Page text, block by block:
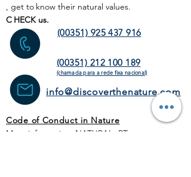
, get to know their natural values.
C HECK us.
(00351) 925 437 916
(00351) 212 100 189
(chamada para a rede fixa nacional)
info@discoverthenature.com
Code of Conduct in Nature
More information:
NATURAL .PT